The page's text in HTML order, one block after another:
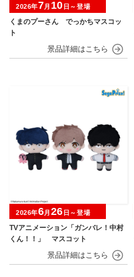
くまのプーさん でっかちマスコッ
ト
2026年7月 10 日～登場
TVアニメーション「ガンバレ！中村
くん！！」 マスコット
2026年6月 26 日～登場